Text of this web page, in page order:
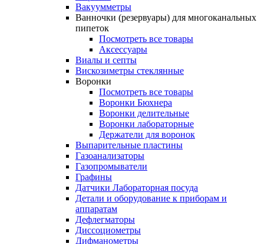
Вакуумметры
Ванночки (резервуары) для многоканальных
пипеток
Посмотреть все товары
Аксессуары
Виалы и септы
Вискозиметры стеклянные
Воронки
Посмотреть все товары
Воронки Бюхнера
Воронки делительные
Воронки лабораторные
Держатели для воронок
Выпарительные пластины
Газоанализаторы
Газопромыватели
Графины
Датчики Лабораторная посуда
Детали и оборудование к приборам и
аппаратам
Дефлегматоры
Диссоциометры
Дифманометры